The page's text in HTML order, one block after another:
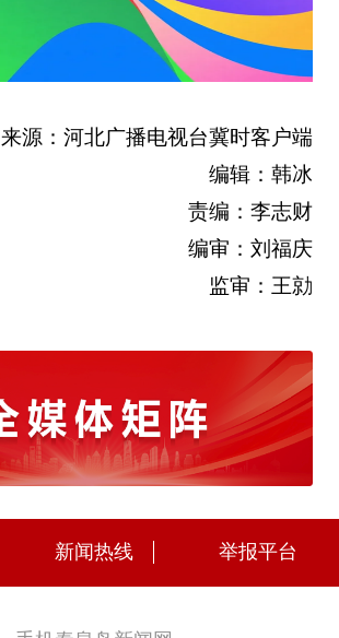
来源：河北广播电视台冀时客户端
编辑：韩冰
责编：李志财
编审：刘福庆
监审：王勍
新闻热线 举报平台